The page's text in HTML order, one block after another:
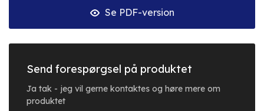
Se PDF-version
Send forespørgsel på produktet
Ja tak - jeg vil gerne kontaktes og høre mere om
produktet